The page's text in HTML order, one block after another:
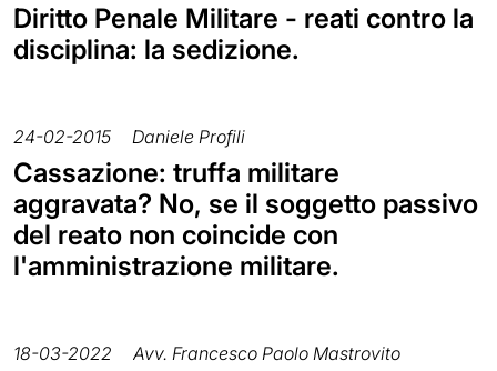
Diritto Penale Militare - reati contro la
disciplina: la sedizione.
24-02-2015 Daniele Profili
Cassazione: truffa militare
aggravata? No, se il soggetto passivo
del reato non coincide con
l'amministrazione militare.
18-03-2022 Avv. Francesco Paolo Mastrovito